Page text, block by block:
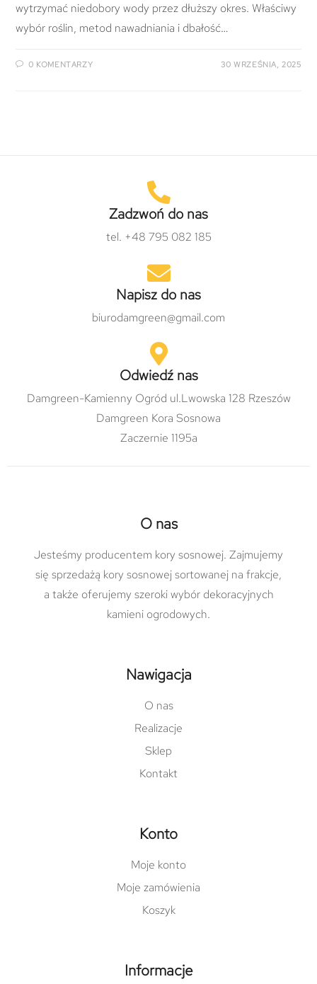
wytrzymać niedobory wody przez dłuższy okres. Właściwy
wybór roślin, metod nawadniania i dbałość…
0 KOMENTARZY 30 WRZEŚNIA, 2025
Zadzwoń do nas
tel. +48 795 082 185
Napisz do nas
biurodamgreen@gmail.com
Odwiedź nas
Damgreen-Kamienny Ogród ul.Lwowska 128 Rzeszów
Damgreen Kora Sosnowa
Zaczernie 1195a
O nas
Jesteśmy producentem kory sosnowej. Zajmujemy
się sprzedażą kory sosnowej sortowanej na frakcje,
a także oferujemy szeroki wybór dekoracyjnych
kamieni ogrodowych.
Nawigacja
O nas
Realizacje
Sklep
Kontakt
Konto
Moje konto
Moje zamówienia
Koszyk
Informacje